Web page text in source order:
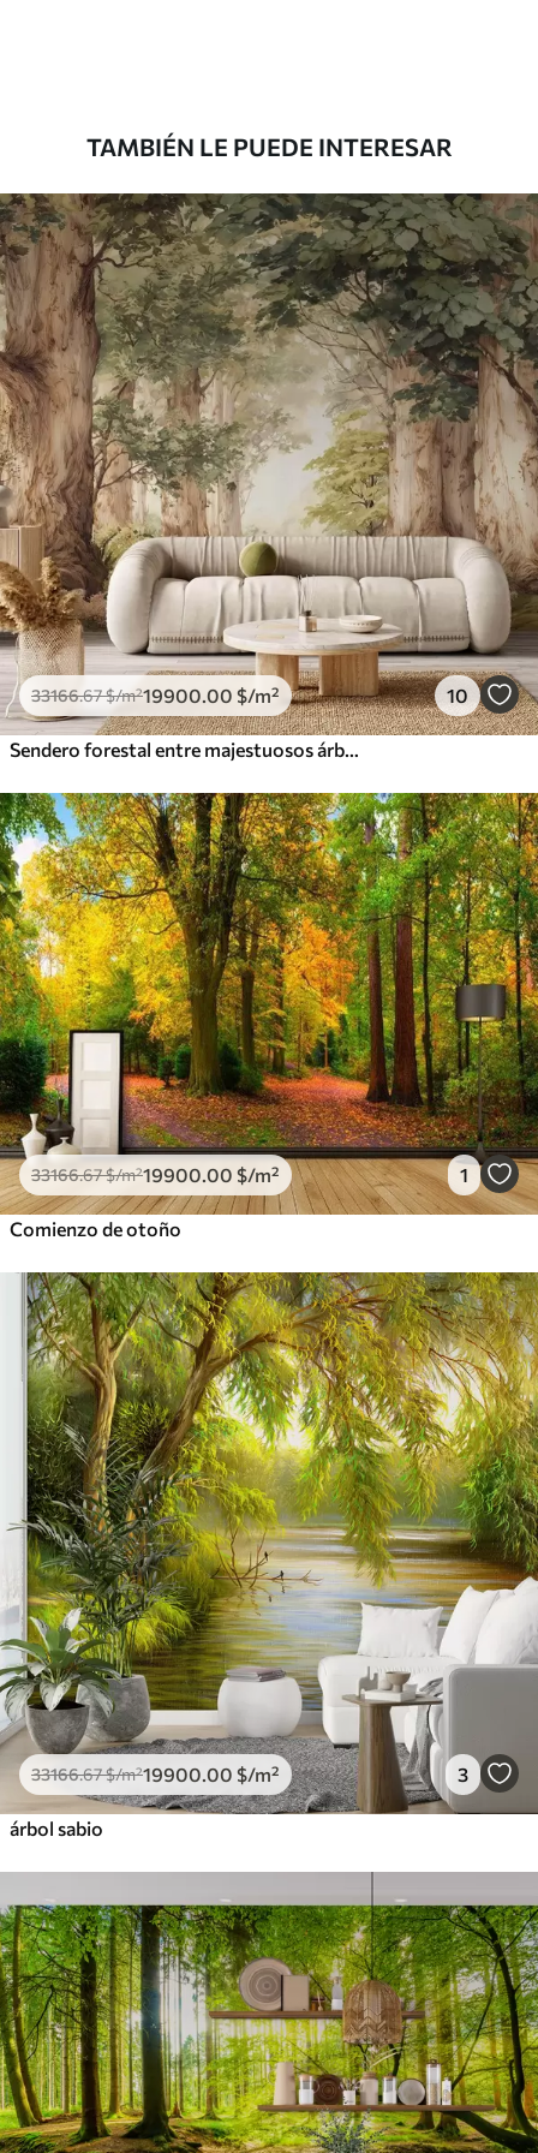
43816.6726290.00$/m²
TAMBIÉN LE PUEDE INTERESAR
33166.67$/m²19900.00 $/m² 10
Sendero forestal entre majestuosos árboles en estilo acuarela
33166.67$/m²19900 .00 $/m² 1
Comienzo de otoño
33166.67$/m²19900 .00 $/m² 3
árbol sabio